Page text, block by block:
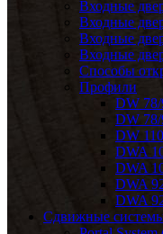
Входные
Входные
Входные
Входные
Способы
Профили
DW 78/
DW 78/
DW
DWA
DWA
DWA
DWA
Сдвижные